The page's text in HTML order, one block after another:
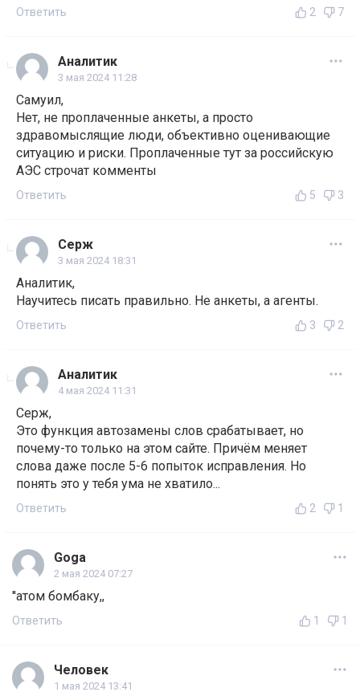
Ответить 2 7
Аналитик
3 мая 2024 11:28
Самуил,
Нет, не проплаченные анкеты, а просто
здравомыслящие люди, объективно оценивающие
ситуацию и риски. Проплаченные тут за российскую
АЭС строчат комменты
Ответить 5 3
Серж
3 мая 2024 18:31
Аналитик,
Научитесь писать правильно. Не анкеты, а агенты.
Ответить 3 2
Аналитик
4 мая 2024 11:31
Серж,
Это функция автозамены слов срабатывает, но
почему-то только на этом сайте. Причём меняет
слова даже после 5-6 попыток исправления. Но
понять это у тебя ума не хватило...
Ответить 2 1
Goga
2 мая 2024 07:27
''атом бомбаку,,
Ответить 1 1
Человек
1 мая 2024 13:41